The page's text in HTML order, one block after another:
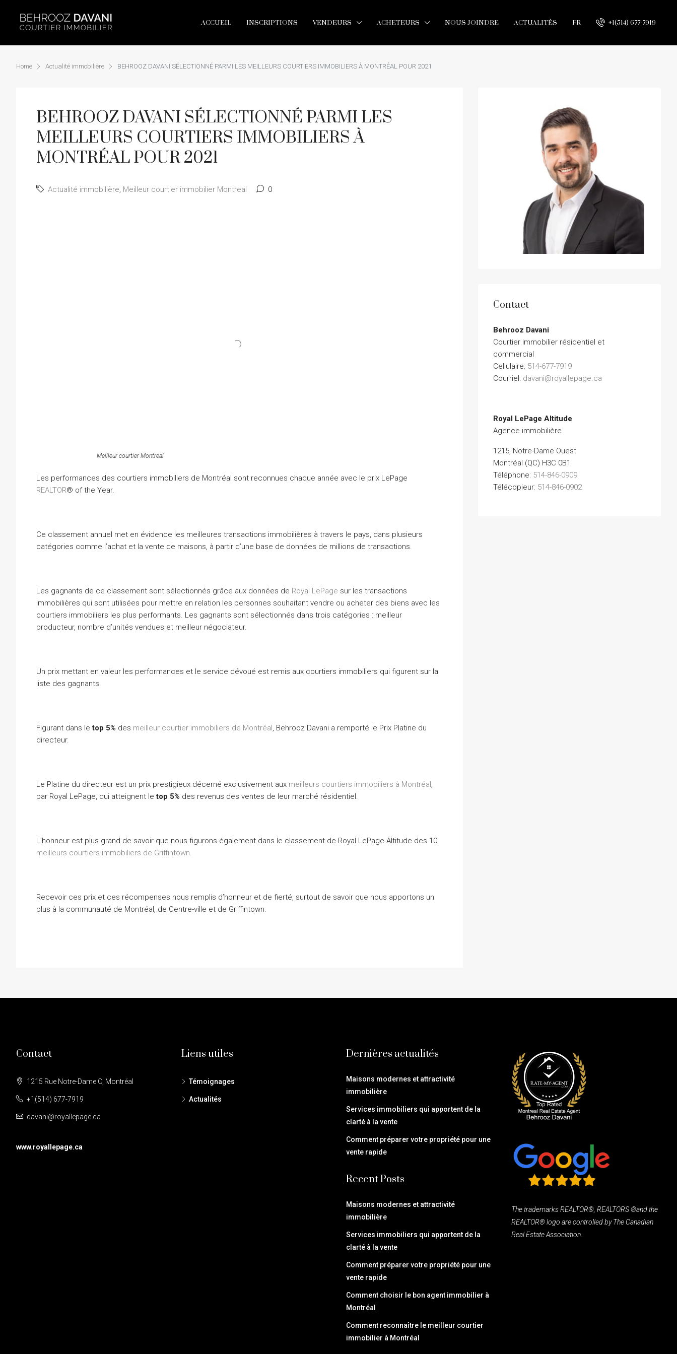
ACCUEIL INSCRIPTIONS VENDEURS ACHETEURS NOUS JOINDRE ACTUALITÉS FR +1(514) 677-7919
Home Actualité immobilière BEHROOZ DAVANI SÉLECTIONNÉ PARMI LES MEILLEURS COURTIERS IMMOBILIERS À MONTRÉAL POUR 2021
BEHROOZ DAVANI SÉLECTIONNÉ PARMI LES
MEILLEURS COURTIERS IMMOBILIERS À
MONTRÉAL POUR 2021
Actualité immobilière, Meilleur courtier immobilier Montreal 0
Meilleur courtier Montreal
Les performances des courtiers immobiliers de Montréal sont reconnues chaque année avec le prix LePage
REALTOR® of the Year.
Ce classement annuel met en évidence les meilleures transactions immobilières à travers le pays, dans plusieurs
catégories comme l’achat et la vente de maisons, à partir d’une base de données de millions de transactions.
Les gagnants de ce classement sont sélectionnés grâce aux données de Royal LePage sur les transactions
immobilières qui sont utilisées pour mettre en relation les personnes souhaitant vendre ou acheter des biens avec les
courtiers immobiliers les plus performants. Les gagnants sont sélectionnés dans trois catégories : meilleur
producteur, nombre d’unités vendues et meilleur négociateur.
Un prix mettant en valeur les performances et le service dévoué est remis aux courtiers immobiliers qui figurent sur la
liste des gagnants.
Figurant dans letop 5% des meilleur courtier immobiliers de Montréal , Behrooz Davani a remporté le Prix Platine du
directeur.
Le Platine du directeur est un prix prestigieux décerné exclusivement aux meilleurs courtiers immobiliers à Montréal
par Royal LePage, qui atteignent letop 5% des revenus des ventes de leur marché résidentiel.
L’honneur est plus grand de savoir que nous figurons également dans le classement de Royal LePage Altitude des 10
meilleurs courtiers immobiliers de Griffintown.
Recevoir ces prix et ces récompenses nous remplis d’honneur et de fierté, surtout de savoir que nous apportons un
plus à la communauté de Montréal, de Centre-ville et de Griffintown.
Contact
Behrooz Davani
Courtier immobilier résidentiel et
commercial
Cellulaire: 514-677-7919
Courriel: davani@royallepage.ca
Royal LePage Altitude
Agence immobilière
1215, Notre-Dame Ouest
Montréal (QC) H3C 0B1
Téléphone: 514-846-0909
Télécopieur: 514-846-0902
Contact
1215 Rue Notre-Dame O, Montréal
+1(514) 677-7919
davani@royallepage.ca
www.royallepage.ca
Liens utiles
Témoignages
Actualités
Dernières actualités
Maisons modernes et attractivité
immobilière
Services immobiliers qui apportent de la
clarté à la vente
Comment préparer votre propriété pour une
vente rapide
Recent Posts
Maisons modernes et attractivité
immobilière
Services immobiliers qui apportent de la
clarté à la vente
Comment préparer votre propriété pour une
vente rapide
Comment choisir le bon agent immobilier à
Montréal
Comment reconnaître le meilleur courtier
immobilier à Montréal
The trademarks REALTOR®, REALTORS ®and the
REALTOR® logo are controlled by The Canadian
Real Estate Association.